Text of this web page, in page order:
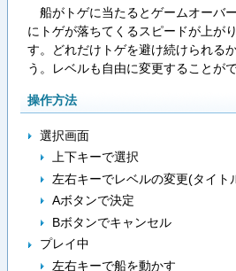
船がトゲに当たるとゲームオーバ
にトゲが落ちてくるスピードが上が
す。どれだけトゲを避け続けられる
う。レベルも自由に変更することがで
操作方法
選択画面
上下キーで選択
左右キーでレベルの変更(タイト
Aボタンで決定
Bボタンでキャンセル
プレイ中
左右キーで船を動かす